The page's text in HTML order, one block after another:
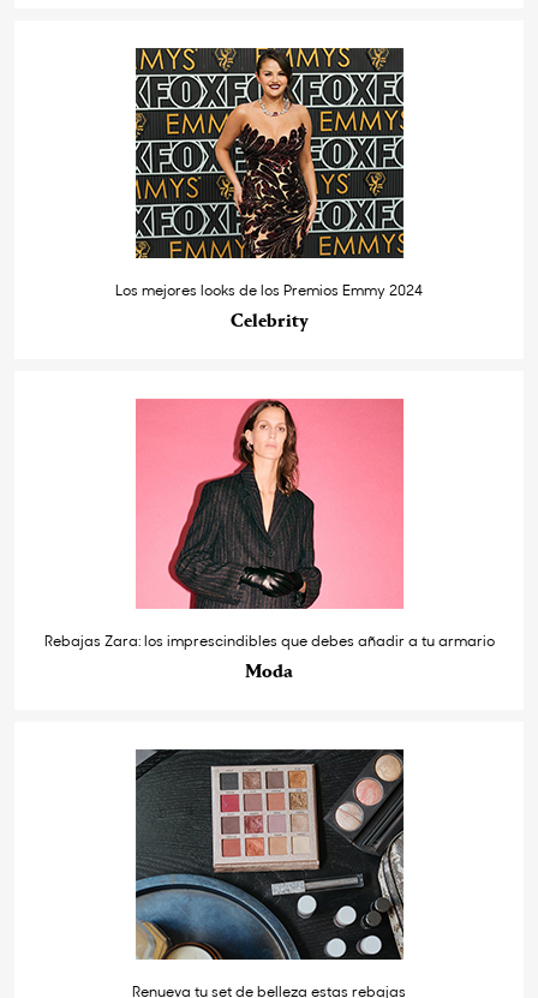
Los mejores looks de los Premios Emmy 2024
Celebrity
Rebajas Zara: los imprescindibles que debes añadir a tu armario
Moda
Renueva tu set de belleza estas rebajas